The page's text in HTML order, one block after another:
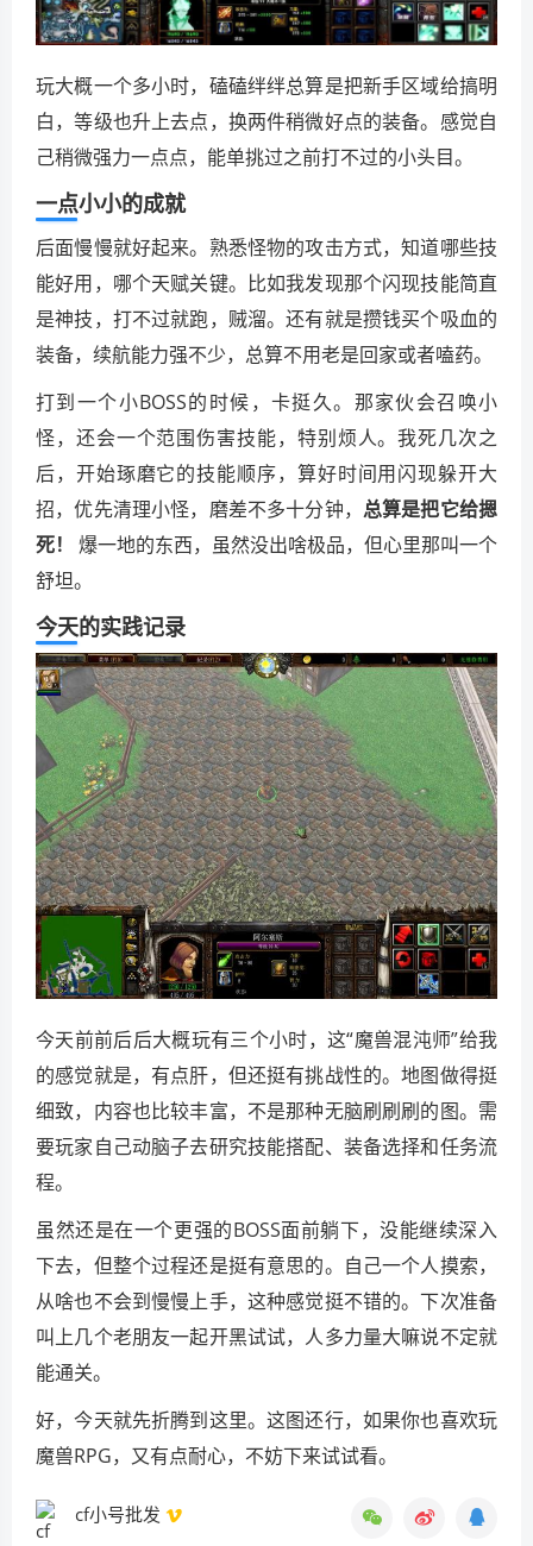
玩大概一个多小时，磕磕绊绊总算是把新手区域给搞明
白，等级也升上去点，换两件稍微好点的装备。感觉自
己稍微强力一点点，能单挑过之前打不过的小头目。
一点小小的成就
后面慢慢就好起来。熟悉怪物的攻击方式，知道哪些技
能好用，哪个天赋关键。比如我发现那个闪现技能简直
是神技，打不过就跑，贼溜。还有就是攒钱买个吸血的
装备，续航能力强不少，总算不用老是回家或者嗑药。
打到一个小BOSS的时候，卡挺久。那家伙会召唤小
怪，还会一个范围伤害技能，特别烦人。我死几次之
后，开始琢磨它的技能顺序，算好时间用闪现躲开大
招，优先清理小怪，磨差不多十分钟， 总算是把它给摁
死！
爆一地的东西，虽然没出啥极品，但心里那叫一个
舒坦。
今天的实践记录
今天前前后后大概玩有三个小时，这“魔兽混沌师”给我
的感觉就是，有点肝，但还挺有挑战性的。地图做得挺
细致，内容也比较丰富，不是那种无脑刷刷刷的图。需
要玩家自己动脑子去研究技能搭配、装备选择和任务流
程。
虽然还是在一个更强的BOSS面前躺下，没能继续深入
下去，但整个过程还是挺有意思的。自己一个人摸索，
从啥也不会到慢慢上手，这种感觉挺不错的。下次准备
叫上几个老朋友一起开黑试试，人多力量大嘛说不定就
能通关。
好，今天就先折腾到这里。这图还行，如果你也喜欢玩
魔兽RPG，又有点耐心，不妨下来试试看。
cf小号批发